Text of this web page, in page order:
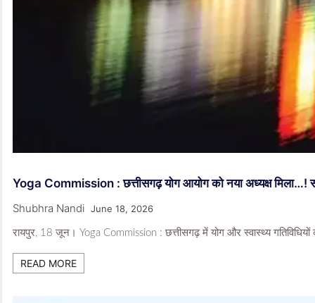
Yoga Commission : छत्तीसगढ़ योग आयोग को नया अध्यक्ष मिला…!
Shubhra Nandi June 18, 2026
रायपुर, 18 जून। Yoga Commission : छत्तीसगढ़ में योग और स्वास्थ्य गतिविधियों
READ MORE